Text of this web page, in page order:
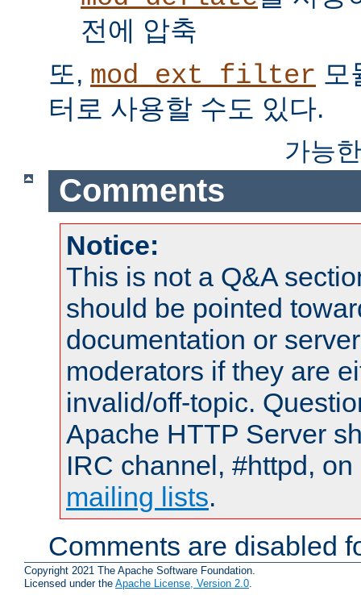
전에 압축
또, mod_ext_filter 모
터로 사용할 수도 있다.
가능
Comments
Notice:
This is not a Q&A
should be pointed
documentation or
moderators if they are
invalid/off-topic.
Apache HTTP Server
IRC channel, #httpd,
mailing lists.
Comments are disabled
Copyright 2021 The Apache Software Foundation.
Licensed under the Apache License, Version 2.0.